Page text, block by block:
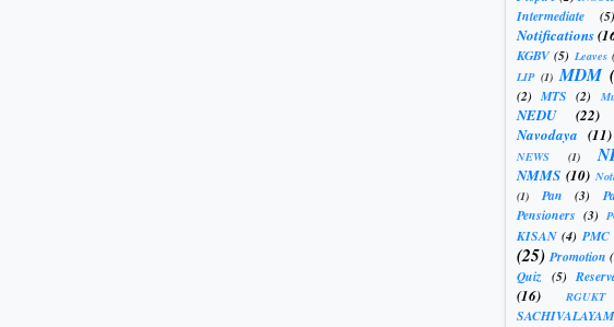
Intermediate (5)
Notifications
KGBV (5) Leaves
LIP (1) MDM
(2) MTS (2)
NEDU
(22)
Navodaya (11)
NEWS (1)
NMMS (10)
(1)
Pan (3)
Pensioners (3)
KISAN (4) PMC
(25) Promotion
Quiz (5)
(16) RGUKT
SACHIVALAYAM